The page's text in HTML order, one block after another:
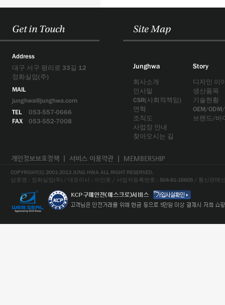
Get in Touch
Address
대구 서구 평리로 33길 12
정화실업(주)
MAIL
junghwa@junghwa.com
TEL
053-557-0666
FAX
053-552-7008
Site Map
Junghwa
회사소개
인사말
CSR(사회적책임)
연혁
조직도
사업장 안내
찾아오시는 길
Story
디자인 이
생산품목
기술현황
OEM/
브랜드/바
개인정보보호정책 서비스 이용약관 MEMBERSHIP
COPYRIGHT(C) 2001-2013 JUNG HWA ALL RIGHT RESERVED.
상호명 : 정화실업(주) / 대표이사 : 이인호 / 사업자등록번호 : 504-81-16605 / 통신판매